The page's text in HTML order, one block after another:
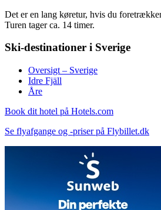
Det er en lang køretur, hvis du
Turen tager ca. 14 timer.
Ski-destinationer i Sverige
Oversigt – Sverige
Idre Fjäll
Åre
Book dit hotel på Hotels.com
Se flyafgange og -priser på Flybillet.dk